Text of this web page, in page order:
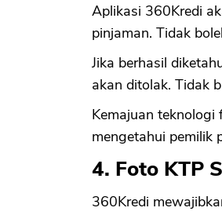
Aplikasi 360Kredi
pinjaman. Tidak
Jika berhasil
akan ditolak. Tidak
Kemajuan
mengetahui pemilik
4. Foto KTP
360Kredi